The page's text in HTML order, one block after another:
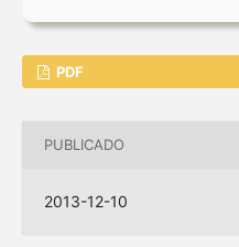
PDF
PUBLICADO
2013-12-10